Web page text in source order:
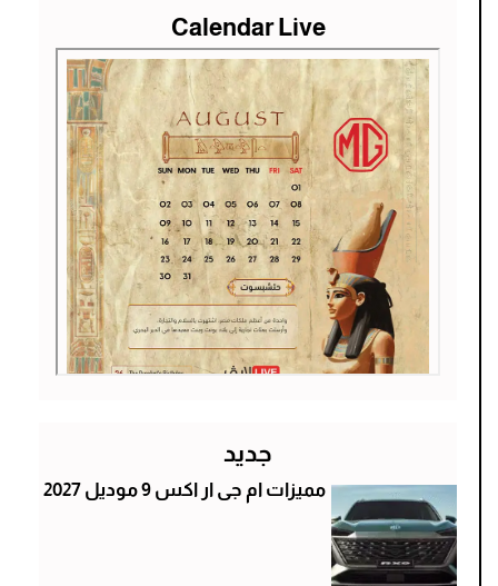
Calendar Live
جديد
مميزات ام جى ار اكس 9 موديل 2027